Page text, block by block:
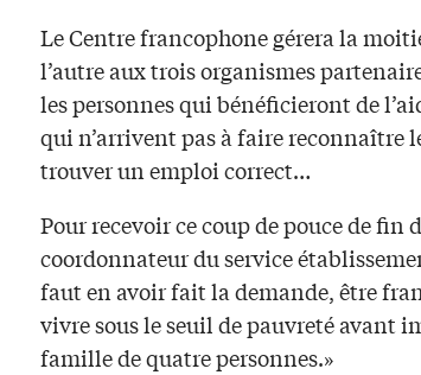
Le Centre francophone gérera la
l’autre aux trois organismes
les personnes qui bénéficieront de
qui n’arrivent pas à faire reconnaître
trouver un emploi correct…
Pour recevoir ce coup de pouce de fin
coordonnateur du service
faut en avoir fait la demande, être
vivre sous le seuil de pauvreté avant
famille de quatre personnes.»